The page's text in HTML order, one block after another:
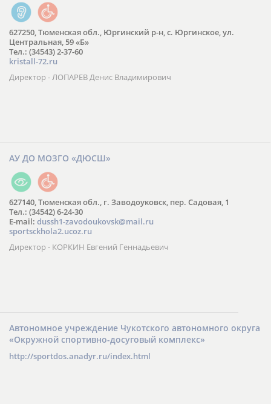
627250, Тюменская обл., Юргинский р-н, с. Юргинское, ул.
Центральная, 59 «Б»
Тел.: (34543) 2-37-60
kristall-72.ru
Директор - ЛОПАРЕВ Денис Владимирович
АУ ДО МОЗГО «ДЮСШ»
627140, Тюменская обл., г. Заводоуковск, пер. Садовая, 1
Тел.: (34542) 6-24-30
​E-mail: dussh1-zavodoukovsk@mail.ru
sportsckhola2.ucoz.ru
Директор - КОРКИН Евгений Геннадьевич
Автономное учреждение Чукотского автономного округа
«Окружной спортивно-досуговый комплекс»
http://sportdos.anadyr.ru/index.html